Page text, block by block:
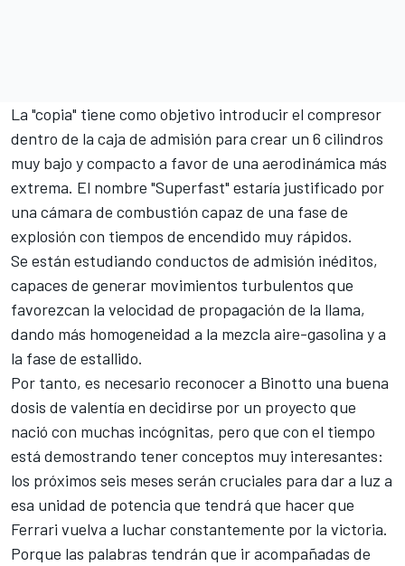
La "copia" tiene como objetivo introducir el compresor
dentro de la caja de admisión para crear un 6 cilindros
muy bajo y compacto a favor de una aerodinámica más
extrema. El nombre "Superfast" estaría justificado por
una cámara de combustión capaz de una fase de
explosión con tiempos de encendido muy rápidos.
Se están estudiando conductos de admisión inéditos,
capaces de generar movimientos turbulentos que
favorezcan la velocidad de propagación de la llama,
dando más homogeneidad a la mezcla aire-gasolina y a
la fase de estallido.
Por tanto, es necesario reconocer a Binotto una buena
dosis de valentía en decidirse por un proyecto que
nació con muchas incógnitas, pero que con el tiempo
está demostrando tener conceptos muy interesantes:
los próximos seis meses serán cruciales para dar a luz a
esa unidad de potencia que tendrá que hacer que
Ferrari vuelva a luchar constantemente por la victoria.
Porque las palabras tendrán que ir acompañadas de